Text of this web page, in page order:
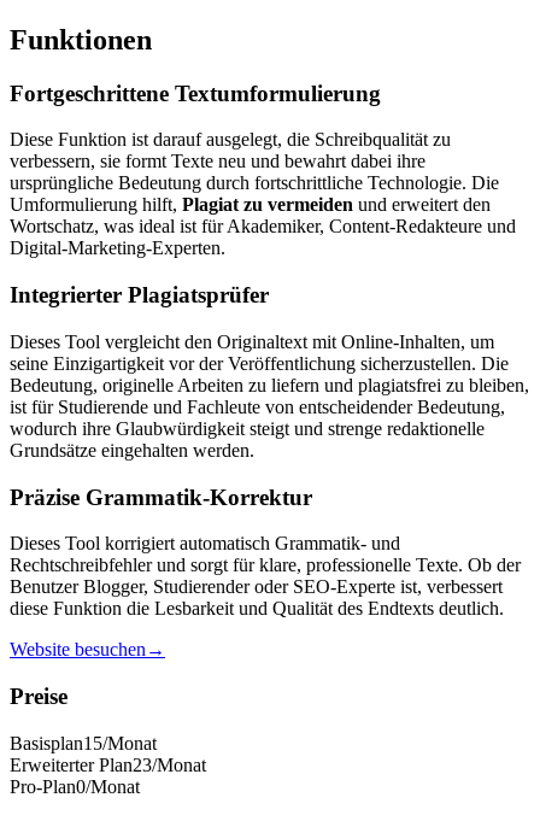
Funktionen
Fortgeschrittene Textumformulierung
Diese Funktion ist darauf ausgelegt, die Schreibqualität zu
verbessern, sie formt Texte neu und bewahrt dabei ihre
ursprüngliche Bedeutung durch fortschrittliche Technologie. Die
Umformulierung hilft, Plagiat zu vermeiden und erweitert den
Wortschatz, was ideal ist für Akademiker, Content-Redakteure und
Digital-Marketing-Experten.
Integrierter Plagiatsprüfer
Dieses Tool vergleicht den Originaltext mit Online-Inhalten, um
seine Einzigartigkeit vor der Veröffentlichung sicherzustellen. Die
Bedeutung, originelle Arbeiten zu liefern und plagiatsfrei zu bleiben,
ist für Studierende und Fachleute von entscheidender Bedeutung,
wodurch ihre Glaubwürdigkeit steigt und strenge redaktionelle
Grundsätze eingehalten werden.
Präzise Grammatik-Korrektur
Dieses Tool korrigiert automatisch Grammatik- und
Rechtschreibfehler und sorgt für klare, professionelle Texte. Ob der
Benutzer Blogger, Studierender oder SEO-Experte ist, verbessert
diese Funktion die Lesbarkeit und Qualität des Endtexts deutlich.
Website besuchen →
Preise
Basisplan15/Monat
Erweiterter Plan23/Monat
Pro-Plan0/Monat